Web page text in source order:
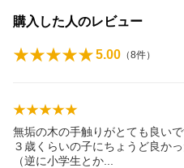
購入した人のレビュー
5.00 （8件）
無垢の木の手触りがとても良い
３歳くらいの子にちょうど良か
（逆に小学生とか